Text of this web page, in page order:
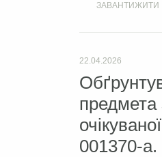
ЗАВАНТИЖИТИ
22.04.2026
предмета
001370-a.